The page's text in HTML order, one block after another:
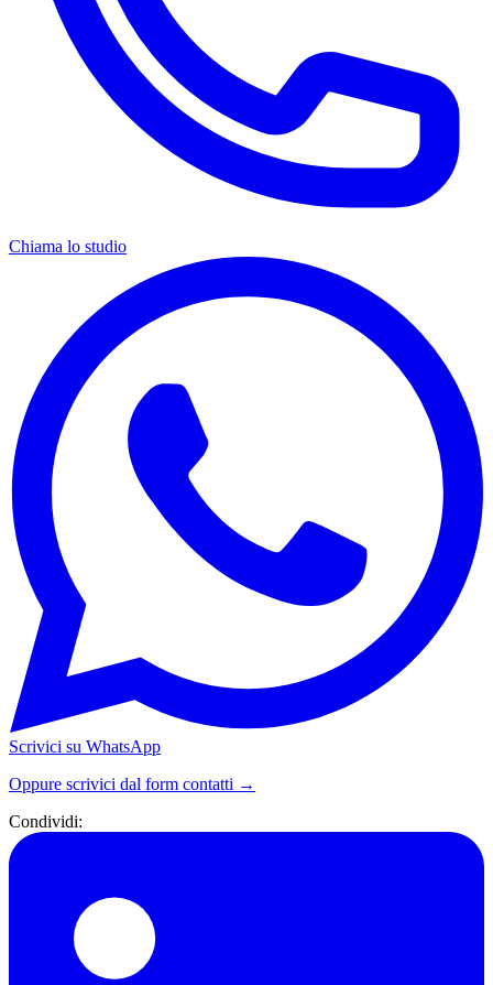
Chiama lo studio
Scrivici su WhatsApp
Oppure scrivici dal form contatti →
Condividi: